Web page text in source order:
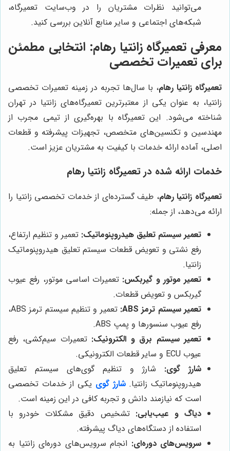
می‌توانید نظرات مشتریان را در وب‌سایت تعمیرگاه،
شبکه‌های اجتماعی و سایر منابع آنلاین بررسی کنید.
معرفی تعمیرگاه زانتیا رهام: انتخابی مطمئن
برای تعمیرات تخصصی
تعمیرگاه زانتیا رهام، با سال‌ها تجربه در زمینه تعمیرات تخصصی
زانتیا، به عنوان یکی از معتبرترین تعمیرگاه‌های زانتیا در تهران
شناخته می‌شود. این تعمیرگاه با بهره‌گیری از تیمی مجرب از
مهندسین و تکنسین‌های متخصص، تجهیزات پیشرفته و قطعات
اصلی، آماده ارائه خدمات با کیفیت به مشتریان عزیز است.
خدمات ارائه شده در تعمیرگاه زانتیا رهام
تعمیرگاه زانتیا رهام، طیف گسترده‌ای از خدمات تخصصی زانتیا را
ارائه می‌دهد، از جمله:
تعمیر سیستم تعلیق هیدروپنوماتیک: تعمیر و تنظیم ارتفاع،
رفع نشتی و تعویض قطعات سیستم تعلیق هیدروپنوماتیک
زانتیا.
تعمیر موتور و گیربکس: تعمیرات اساسی موتور، رفع عیوب
گیربکس و تعویض قطعات.
تعمیر سیستم ترمز ABS:
تعمیر و تنظیم سیستم ترمز ABS،
رفع عیوب سنسورها و پمپ ABS.
تعمیر سیستم برق و الکترونیک: تعمیرات سیم‌کشی، رفع
عیوب ECU و سایر قطعات الکترونیکی.
شارژ گوی: شارژ و تنظیم گوی‌های سیستم تعلیق
هیدروپنوماتیک زانتیا.شارژ گوی یکی از خدمات تخصصی
است که نیازمند دانش و تجربه کافی در این زمینه است.
دیاگ و عیب‌یابی: تشخیص دقیق مشکلات خودرو با
استفاده از دستگاه‌های دیاگ پیشرفته.
سرویس‌های دوره‌ای: انجام سرویس‌های دوره‌ای زانتیا به